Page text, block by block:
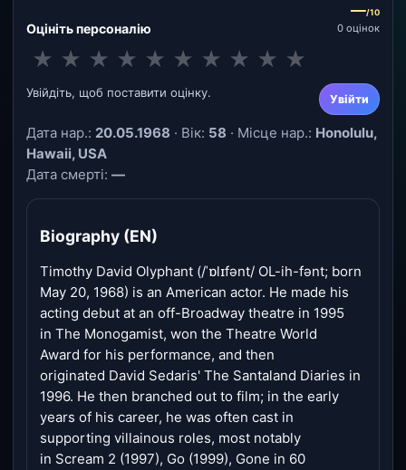
Оцініть персоналію
—/10
0 оцінок
★ ★ ★ ★ ★ ★ ★ ★ ★ ★
Увійдіть, щоб поставити оцінку. Увійти
Дата нар.: 20.05.1968 · Вік: 58 · Місце нар.: Honolulu,
Hawaii, USA
Дата смерті: —
Biography (EN)
Timothy David Olyphant (/ˈɒlɪfənt/ OL-ih-fənt; born
May 20, 1968) is an American actor. He made his
acting debut at an off-Broadway theatre in 1995
in The Monogamist, won the Theatre World
Award for his performance, and then
originated David Sedaris' The Santaland Diaries in
1996. He then branched out to film; in the early
years of his career, he was often cast in
supporting villainous roles, most notably
in Scream 2 (1997), Go (1999), Gone in 60